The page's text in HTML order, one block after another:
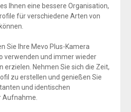
Ihnen eine bessere Organisation,
für verschiedene Arten von
Sie Ihre Mevo Plus-Kamera
verwenden und immer wieder
Nehmen Sie sich die Zeit,
zu erstellen und genießen Sie
und identischen
Aufnahme.